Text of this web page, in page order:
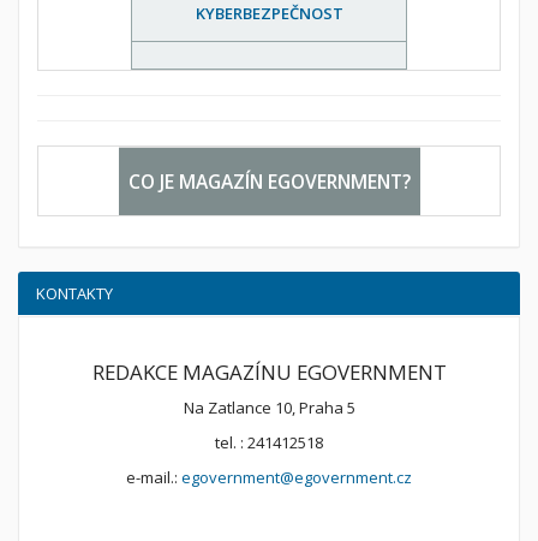
KYBERBEZPEČNOST
CO JE MAGAZÍN EGOVERNMENT?
KONTAKTY
REDAKCE MAGAZÍNU EGOVERNMENT
Na Zatlance 10, Praha 5
tel. : 241412518
e-mail.: egovernment@egovernment.cz